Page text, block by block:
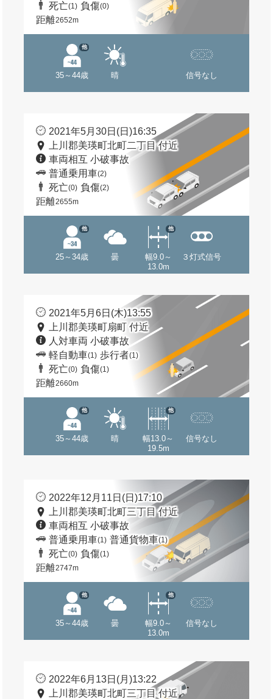
死亡(1) 負傷(0)
距離2652m
35～44歳
他
晴 信号なし
2021年5月30日(日)16:35
上川郡美瑛町北町二丁目 付近
車両相互 小破事故
普通乗用車(2)
死亡(0) 負傷(2)
距離2655m
25～34歳
他
曇
幅9.0～
13.0m
他
３灯式信号
2021年5月6日(木)13:55
上川郡美瑛町扇町 付近
人対車両 小破事故
軽自動車(1) 歩行者(1)
死亡(0) 負傷(1)
距離2660m
35～44歳
他
晴
幅13.0～
19.5m
他
信号なし
2022年12月11日(日)17:10
上川郡美瑛町北町三丁目 付近
車両相互 小破事故
普通乗用車(1) 普通貨物車(1)
死亡(0) 負傷(1)
距離2747m
35～44歳
他
曇
幅9.0～
13.0m
他
信号なし
2022年6月13日(月)13:22
上川郡美瑛町北町三丁目 付近